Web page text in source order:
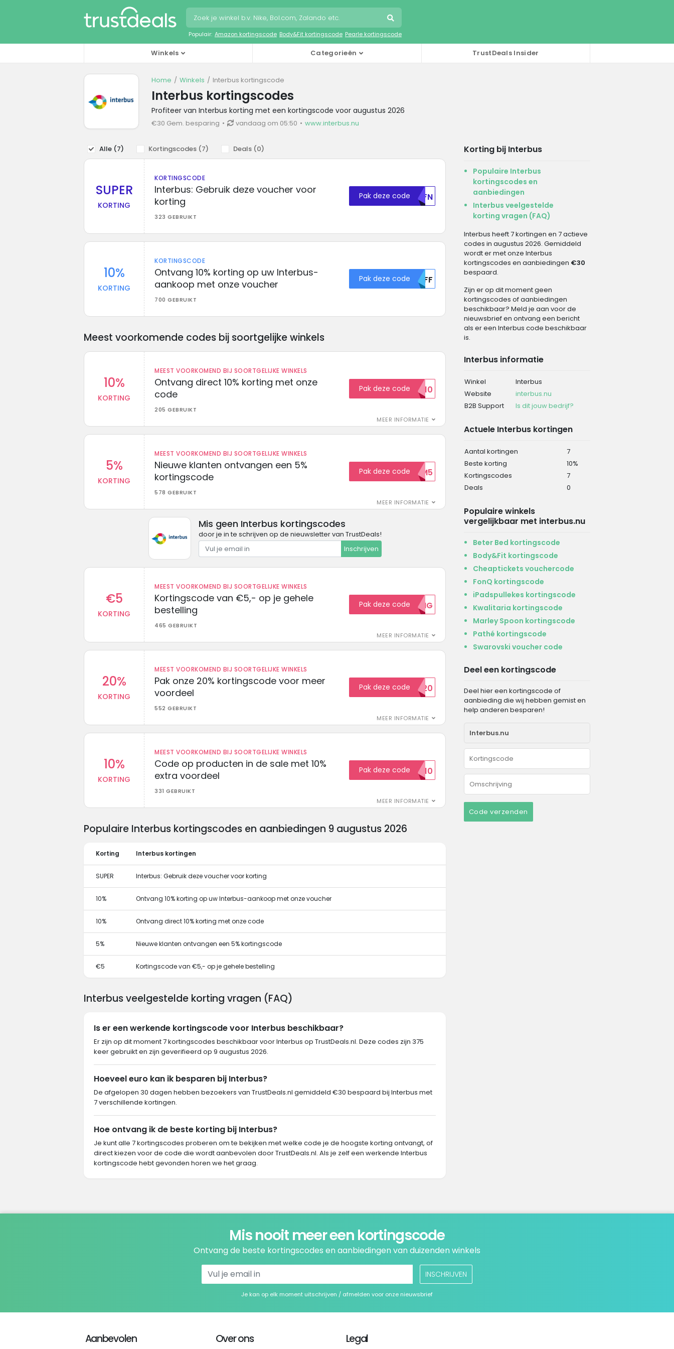
Populair: Amazon kortingscode Body&Fit kortingscode Pearle kortingscode
Winkels Categorieën TrustDeals Insider
Home Winkels Interbus kortingscode
Interbus kortingscodes
Profiteer van Interbus korting met een kortingscode voor augustus 2026
€30 Gem. besparing vandaag om 05:50 www.interbus.nu
Alle (7) Kortingscodes (7) Deals (0)
SUPER
KORTING
KORTINGSCODE
Interbus: Gebruik deze voucher voor
korting
323 GEBRUIKT
Pak deze code U0FN
10%
KORTING
KORTINGSCODE
Ontvang 10% korting op uw Interbus-
aankoop met onze voucher
700 GEBRUIKT
Pak deze code MDFF
Meest voorkomende codes bij soortgelijke winkels
10%
KORTING
MEEST VOORKOMEND BIJ SOORTGELIJKE WINKELS
Ontvang direct 10% korting met onze
code
205 GEBRUIKT
MEER INFORMATIE
Pak deze codeEXTRA10
5%
KORTING
MEEST VOORKOMEND BIJ SOORTGELIJKE WINKELS
Nieuwe klanten ontvangen een 5%
kortingscode
578 GEBRUIKT
MEER INFORMATIE
Pak deze codeWELKOM5
Mis geen Interbus kortingscodes
door je in te schrijven op de nieuwsletter van TrustDeals!
Inschrijven
€5
KORTING
MEEST VOORKOMEND BIJ SOORTGELIJKE WINKELS
Kortingscode van €5,- op je gehele
bestelling
465 GEBRUIKT
MEER INFORMATIE
Pak deze code5KORTING
20%
KORTING
MEEST VOORKOMEND BIJ SOORTGELIJKE WINKELS
Pak onze 20% kortingscode voor meer
voordeel
552 GEBRUIKT
MEER INFORMATIE
Pak deze codeEXTRA20
10%
KORTING
MEEST VOORKOMEND BIJ SOORTGELIJKE WINKELS
Code op producten in de sale met 10%
extra voordeel
331 GEBRUIKT
MEER INFORMATIE
Pak deze codeSALE10
Korting bij Interbus
Populaire Interbus
kortingscodes en
aanbiedingen
Interbus veelgestelde
korting vragen (FAQ)
Interbus heeft 7 kortingen en 7 actieve
codes in augustus 2026. Gemiddeld
wordt er met onze Interbus
kortingscodes en aanbiedingen €30
bespaard.
Zijn er op dit moment geen
kortingscodes of aanbiedingen
beschikbaar? Meld je aan voor de
nieuwsbrief en ontvang een bericht
als er een Interbus code beschikbaar
is.
Interbus informatie
Winkel
Interbus
Website
interbus.nu
B2B Support
Is dit jouw bedrijf?
Actuele Interbus kortingen
Aantal kortingen
7
Beste korting
10%
Kortingscodes
7
Deals
0
Populaire winkels
vergelijkbaar met interbus.nu
Beter Bed kortingscode
Body&Fit kortingscode
Cheaptickets vouchercode
FonQ kortingscode
iPadspullekes kortingscode
Kwalitaria kortingscode
Marley Spoon kortingscode
Pathé kortingscode
Swarovski voucher code
Deel een kortingscode
Deel hier een kortingscode of
aanbieding die wij hebben gemist en
help anderen besparen!
Code verzenden
Populaire Interbus kortingscodes en aanbiedingen 9 augustus 2026
Korting Interbus kortingen
SUPER Interbus: Gebruik deze voucher voor korting
10% Ontvang 10% korting op uw Interbus-aankoop met onze voucher
10% Ontvang direct 10% korting met onze code
5% Nieuwe klanten ontvangen een 5% kortingscode
€5 Kortingscode van €5,- op je gehele bestelling
Interbus veelgestelde korting vragen (FAQ)
Is er een werkende kortingscode voor Interbus beschikbaar?
Er zijn op dit moment 7 kortingscodes beschikbaar voor Interbus op TrustDeals.nl. Deze codes zijn 375
keer gebruikt en zijn geverifieerd op 9 augustus 2026.
Hoeveel euro kan ik besparen bij Interbus?
De afgelopen 30 dagen hebben bezoekers van TrustDeals.nl gemiddeld €30 bespaard bij Interbus met
7 verschillende kortingen.
Hoe ontvang ik de beste korting bij Interbus?
Je kunt alle 7 kortingscodes proberen om te bekijken met welke code je de hoogste korting ontvangt, of
direct kiezen voor de code die wordt aanbevolen door TrustDeals.nl. Als je zelf een werkende Interbus
kortingscode hebt gevonden horen we het graag.
Mis nooit meer een kortingscode
Ontvang de beste kortingscodes en aanbiedingen van duizenden winkels
INSCHRIJVEN
Je kan op elk moment uitschrijven / afmelden voor onze nieuwsbrief
Aanbevolen Over ons Legal